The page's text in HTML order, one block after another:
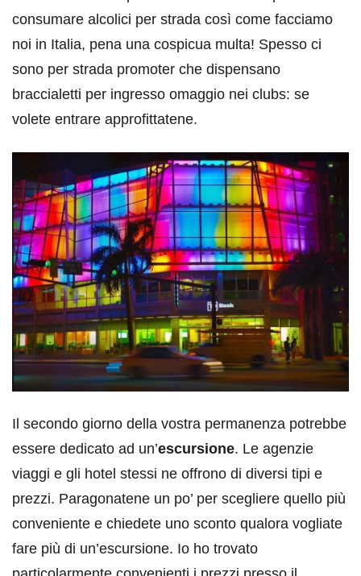
consumare alcolici per strada così come facciamo
noi in Italia, pena una cospicua multa! Spesso ci
sono per strada promoter che dispensano
braccialetti per ingresso omaggio nei clubs: se
volete entrare approfittatene.
Il secondo giorno della vostra permanenza potrebbe
essere dedicato ad un’escursione. Le agenzie
viaggi e gli hotel stessi ne offrono di diversi tipi e
prezzi. Paragonatene un po’ per scegliere quello più
conveniente e chiedete uno sconto qualora vogliate
fare più di un’escursione. Io ho trovato